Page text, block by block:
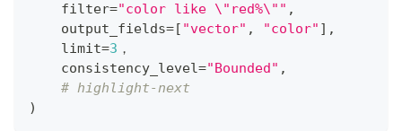
filter="color like \"red%\"" ,
    output_fields
=[ "vector" , "color" ] ,
    limit
=3 ，
    consistency_level
="Bounded" ,
# highlight-next
)